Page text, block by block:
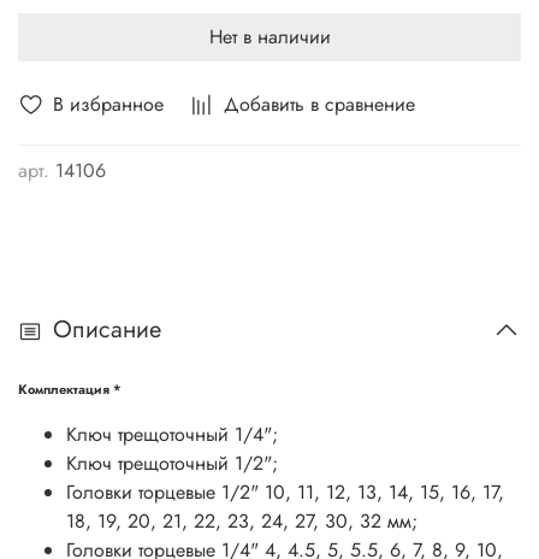
В избранное Добавить в сравнение
арт. 14106
Нет в наличии
Описание
Комплектация*
Ключ трещоточный 1/4";
Ключ трещоточный 1/2";
Головки торцевые 1/2" 10, 11, 12, 13, 14, 15, 16, 17,
18, 19, 20, 21, 22, 23, 24, 27, 30, 32 мм;
Головки торцевые 1/4" 4, 4.5, 5, 5.5, 6, 7, 8, 9, 10,